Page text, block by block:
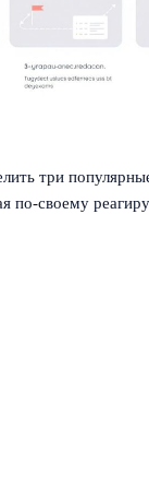
три
по‑своему